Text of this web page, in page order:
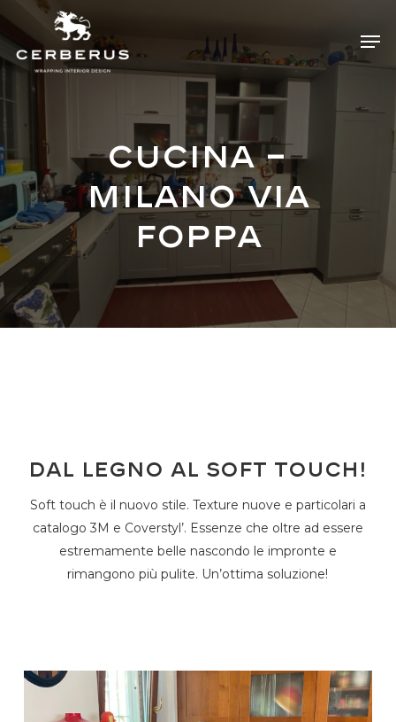
main
Cucina –
Milano via
Foppa
Dal legno al soft touch!
Soft touch è il nuovo stile. Texture nuove e particolari a
catalogo 3M e Coverstyl’. Essenze che oltre ad essere
estremamente belle nascondo le impronte e
rimangono più pulite. Un’ottima soluzione!